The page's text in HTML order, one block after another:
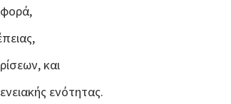
και
ενότητας.